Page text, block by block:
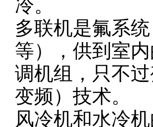
冷。
多联机是氟系
等），供到室
调机组，只不
变频）技术。
风冷机和水冷